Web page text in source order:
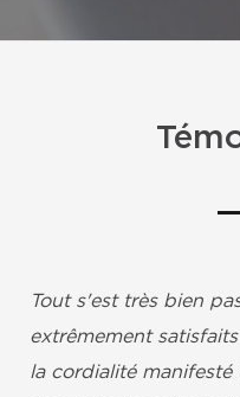
Tout s'est très bien
extrêmement
la cordialité